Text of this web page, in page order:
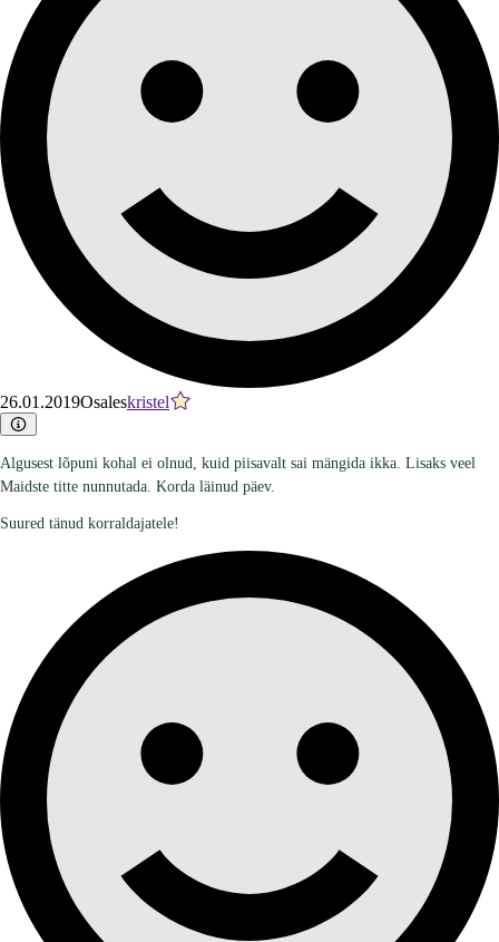
26.01.2019Osaleskristel
Algusest lõpuni kohal ei olnud, kuid piisavalt sai mängida ikka. Lisaks veel
Maidste titte nunnutada. Korda läinud päev.
Suured tänud korraldajatele!